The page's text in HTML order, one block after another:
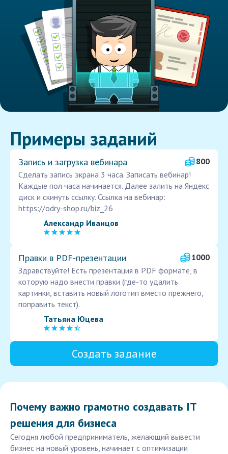
Примеры заданий
Запись и загрузка вебинара
800
Сделать запись экрана 3 часа. Записать вебинар!
Каждые пол часа начинается. Далее залить на Яндекс
диск и скинуть ссылку. Ссылка на вебинар:
https://odry-shop.ru/biz_26
Александр Иванцов
Правки в PDF‑презентации
1000
Здравствуйте! Есть презентация в PDF формате, в
которую надо внести правки (где-то удалить
картинки, вставить новый логотип вместо прежнего,
поправить текст).
Татьяна Юцева
Создать задание
Почему важно грамотно создавать IT
решения для бизнеса
Сегодня любой предприниматель, желающий вывести
бизнес на новый уровень, начинает с оптимизации